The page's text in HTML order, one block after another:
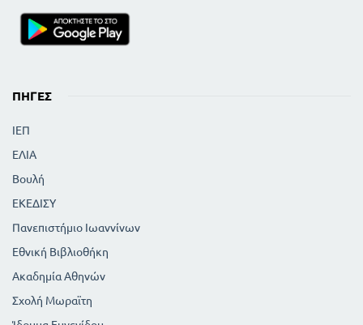
ΠΗΓΈΣ
ΙΕΠ
ΕΛΙΑ
Βουλή
ΕΚΕΔΙΣΥ
Πανεπιστήμιο Ιωαννίνων
Εθνική Βιβλιοθήκη
Ακαδημία Αθηνών
Σχολή Μωραϊτη